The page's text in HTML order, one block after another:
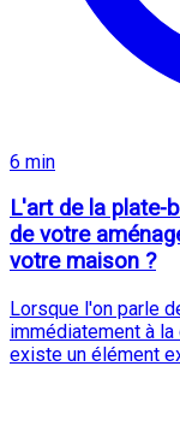
6 min
L'art de la plate-
de votre
votre maison ?
Lorsque l'on parle
immédiatement à
existe un élément